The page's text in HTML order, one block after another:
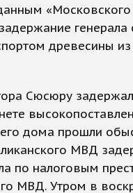
«Московского
генерала
древесины из
Сюсюру
дома прошли
МВД
по налоговым
МВД. Утром в